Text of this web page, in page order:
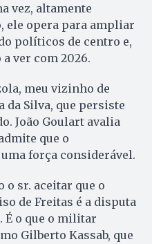
vez, altamente
ele opera para ampliar
políticos de centro e,
ver com 2026.
meu vizinho de
da Silva, que persiste
João Goulart avalia
que o
força considerável.
o sr. aceitar que o
de Freitas é a disputa
É o que o militar
Gilberto Kassab, que